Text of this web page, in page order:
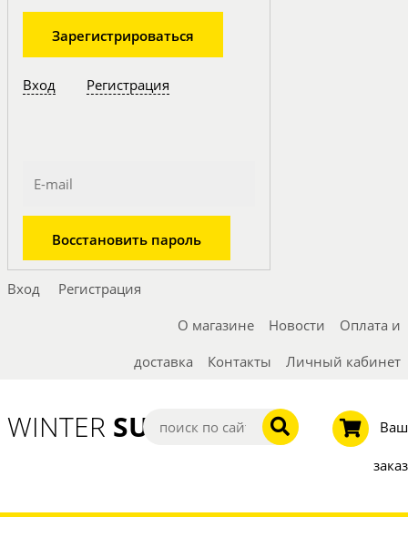
Вход Регистрация
Вход
Регистрация
О магазине
Новости
Оплата и
доставка
Контакты Личный кабинет
WINTER SUMMER Ваш
заказ